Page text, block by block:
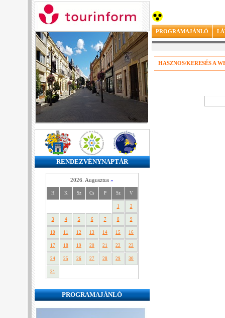
RENDEZVÉNYNAPTÁR
2026. Augusztus »
H K Sz Cs P Sz V
1 2
3 4 5 6 7 8 9
10 11 12 13 14 15 16
17 18 19 20 21 22 23
24 25 26 27 28 29 30
31
PROGRAMAJÁNLÓ
PROGRAMAJÁNLÓ
HASZNOS/KERESÉS A